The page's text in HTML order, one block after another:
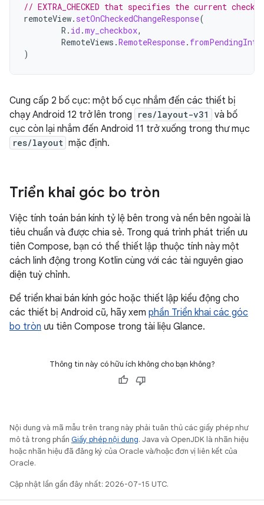
// EXTRA_CHECKED that specifies the current
remoteView. setOnCheckedChangeResponse(
R . id .my_checkbox,
RemoteViews .RemoteResponse.
)
Cung cấp 2 bố cục: một bố cục nhắm đến các thiết bị
chạy Android 12 trở lên trong
res/layout-v31
và bố
cục còn lại nhắm đến Android 11 trở xuống trong thư mục
res/layout mặc định.
Triển khai góc bo tròn
Việc tính toán bán kính tỷ lệ bên trong và nền bên ngoài là
tiêu chuẩn và được chia sẻ. Trong quá trình phát triển ưu
tiên Compose, bạn có thể thiết lập thuộc tính này một
cách linh động trong Kotlin cùng với các tài nguyên giao
diện tuỳ chỉnh.
Để triển khai bán kính góc hoặc thiết lập kiểu động cho
các thiết bị Android cũ, hãy xem phần Triển khai các góc
bo tròn ưu tiên Compose trong tài liệu Glance.
Thông tin này có hữu ích không cho bạn không?
Nội dung và mã mẫu trên trang này phải tuân thủ các giấy phép như
mô tả trong phần Giấy phép nội dung. Java và OpenJDK là nhãn hiệu
hoặc nhãn hiệu đã đăng ký của Oracle và/hoặc đơn vị liên kết của
Oracle.
Cập nhật lần gần đây nhất: 2026-07-15 UTC.